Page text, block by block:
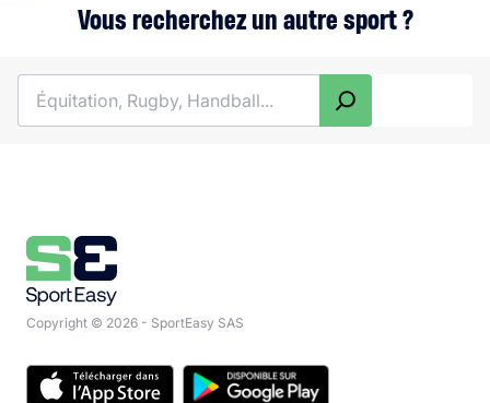
Vous recherchez un autre sport ?
Rechercher
Copyright © 2026 - SportEasy SAS